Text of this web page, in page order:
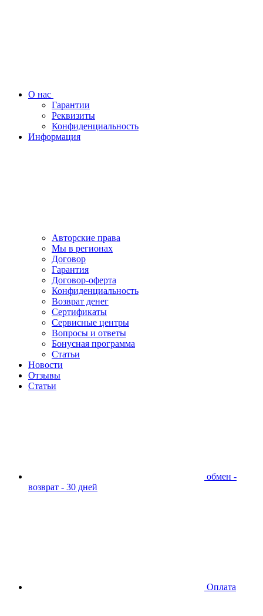
О нас
Гарантии
Реквизиты
Конфиденциальность
Информация
Авторские права
Мы в регионах
Договор
Гарантия
Договор-оферта
Конфиденциальность
Возврат денег
Сертификаты
Сервисные центры
Вопросы и ответы
Бонусная программа
Статьи
Новости
Отзывы
Статьи
обмен -
возврат - 30 дней
Оплата